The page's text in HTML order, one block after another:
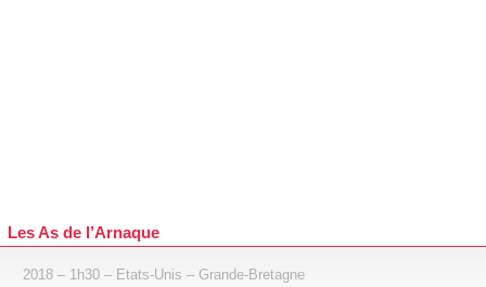
Les As de l’Arnaque
2018 – 1h30 – Etats-Unis – Grande-Bretagne